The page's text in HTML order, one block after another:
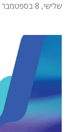
שלישי, 8 בספטמבר 2026